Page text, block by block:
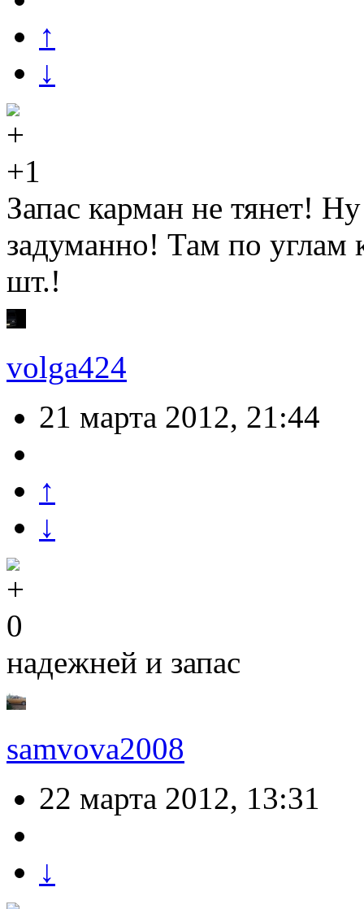
↑
↓
+1
Запас карман не тянет!
задуманно! Там по углам
шт.!
volga424
21 марта 2012, 21:44
↑
↓
0
надежней и запас
samvova2008
22 марта 2012, 13:31
↓